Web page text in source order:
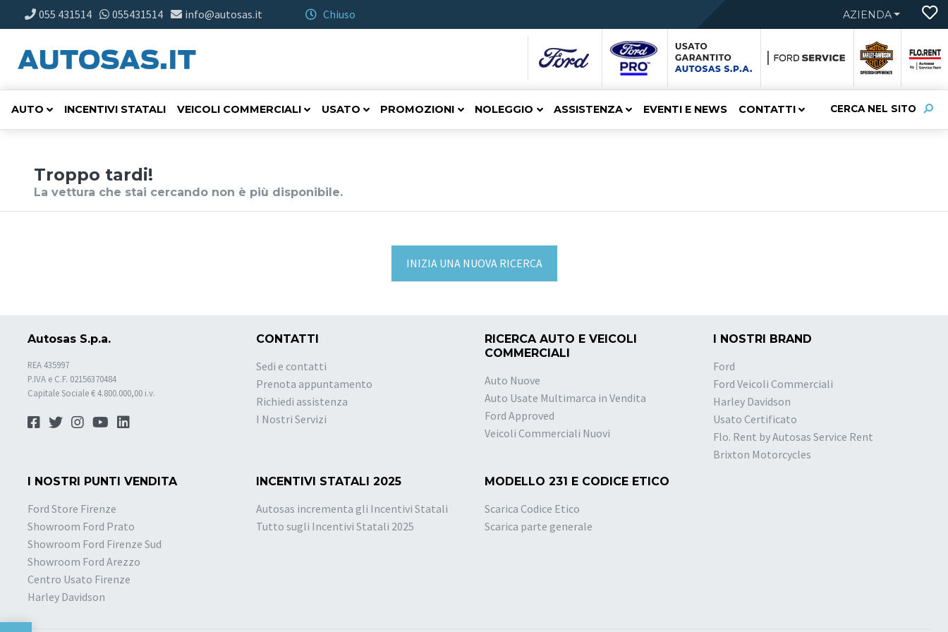
055 431514 055431514 info@autosas.it Chiuso AZIENDA
CERCA NEL SITO
AUTO INCENTIVI STATALI VEICOLI COMMERCIALI USATO PROMOZIONI NOLEGGIO ASSISTENZA EVENTI E NEWS CONTATTI
Troppo tardi!
La vettura che stai cercando non è più disponibile.
INIZIA UNA NUOVA RICERCA
Autosas S.p.a.
REA 435997
P.IVA e C.F. 02156370484
Capitale Sociale € 4.800.000,00 i.v.
CONTATTI
Sedi e contatti
Prenota appuntamento
Richiedi assistenza
I Nostri Servizi
RICERCA AUTO E VEICOLI
COMMERCIALI
Auto Nuove
Auto Usate Multimarca in Vendita
Ford Approved
Veicoli Commerciali Nuovi
I NOSTRI BRAND
Ford
Ford Veicoli Commerciali
Harley Davidson
Usato Certificato
Flo. Rent by Autosas Service Rent
Brixton Motorcycles
I NOSTRI PUNTI VENDITA
Ford Store Firenze
Showroom Ford Prato
Showroom Ford Firenze Sud
Showroom Ford Arezzo
Centro Usato Firenze
Harley Davidson
INCENTIVI STATALI 2025
Autosas incrementa gli Incentivi Statali
Tutto sugli Incentivi Statali 2025
MODELLO 231 E CODICE ETICO
Scarica Codice Etico
Scarica parte generale